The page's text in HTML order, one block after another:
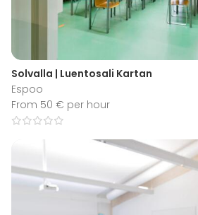
Solvalla | Luentosali Kartan
Espoo
From 50 € per hour